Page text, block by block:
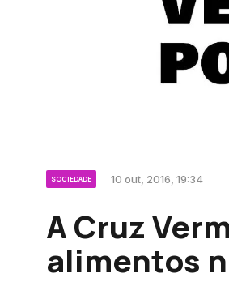
SOCIEDADE 10 out, 2016, 19:34
A Cruz
alimentos